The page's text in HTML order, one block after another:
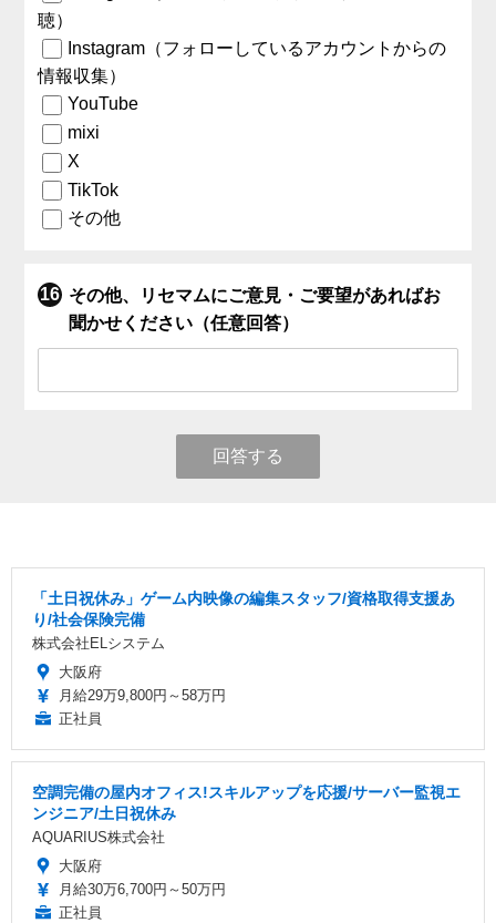
聴）
Instagram（フォローしているアカウントからの
情報収集）
YouTube
mixi
X
TikTok
その他
その他、リセマムにご意見・ご要望があればお
聞かせください（任意回答）
回答する
「土日祝休み」ゲーム内映像の編集スタッフ/資格取得支援あ
り/社会保険完備
株式会社ELシステム
大阪府
月給29万9,800円～58万円
正社員
空調完備の屋内オフィス!スキルアップを応援/サーバー監視エ
ンジニア/土日祝休み
AQUARIUS株式会社
大阪府
月給30万6,700円～50万円
正社員